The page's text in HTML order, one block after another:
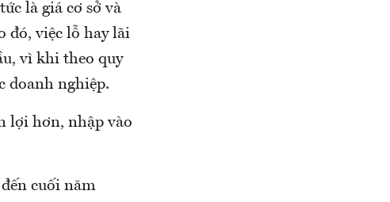
là giá cơ sở và
đó, việc lỗ hay lãi
vì khi theo quy
doanh nghiệp.
lợi hơn, nhập vào
cuối năm